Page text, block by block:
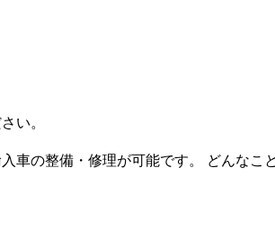
い。
車の整備・修理が可能です。 どんなこ